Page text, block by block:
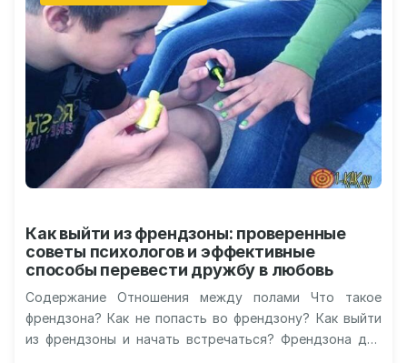
Как выйти из френдзоны: проверенные
советы психологов и эффективные
способы перевести дружбу в любовь
Содержание Отношения между полами Что такое
френдзона? Как не попасть во френдзону? Как выйти
из френдзоны и начать встречаться? Френдзона для